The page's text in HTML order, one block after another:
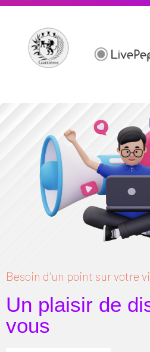
Besoin d'un point sur votre
Un plaisir de
vous